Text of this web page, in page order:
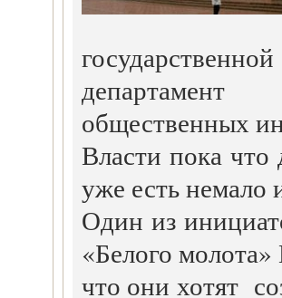
общественных
Власти пока
уже есть немало
Один из
«Белого
что они хотят